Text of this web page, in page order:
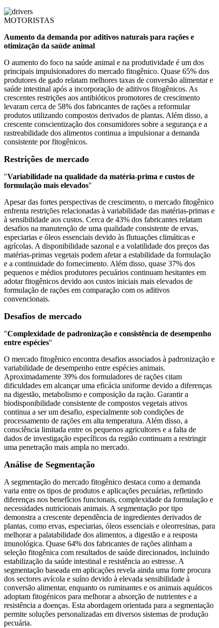
MOTORISTAS
Aumento da demanda por aditivos naturais para rações e
otimização da saúde animal
O aumento do foco na saúde animal e na produtividade é um dos
principais impulsionadores do mercado fitogênico. Quase 65% dos
produtores de gado relatam melhores taxas de conversão alimentar e
saúde intestinal após a incorporação de aditivos fitogênicos. As
crescentes restrições aos antibióticos promotores de crescimento
levaram cerca de 58% dos fabricantes de rações a reformular
produtos utilizando compostos derivados de plantas. Além disso, a
crescente conscientização dos consumidores sobre a segurança e a
rastreabilidade dos alimentos continua a impulsionar a demanda
consistente por fitogênicos.
Restrições de mercado
"Variabilidade na qualidade da matéria-prima e custos de
formulação mais elevados"
Apesar das fortes perspectivas de crescimento, o mercado fitogênico
enfrenta restrições relacionadas à variabilidade das matérias-primas e
à sensibilidade aos custos. Cerca de 43% dos fabricantes relatam
desafios na manutenção de uma qualidade consistente de ervas,
especiarias e óleos essenciais devido às flutuações climáticas e
agrícolas. A disponibilidade sazonal e a volatilidade dos preços das
matérias-primas vegetais podem afetar a estabilidade da formulação
e a continuidade do fornecimento. Além disso, quase 37% dos
pequenos e médios produtores pecuários continuam hesitantes em
adotar fitogênicos devido aos custos iniciais mais elevados de
formulação de rações em comparação com os aditivos
convencionais.
Desafios de mercado
"Complexidade de padronização e consistência de desempenho
entre espécies"
O mercado fitogênico encontra desafios associados à padronização e
variabilidade de desempenho entre espécies animais.
Aproximadamente 39% dos formuladores de rações citam
dificuldades em alcançar uma eficácia uniforme devido a diferenças
na digestão, metabolismo e composição da ração. Garantir a
biodisponibilidade consistente de compostos vegetais ativos
continua a ser um desafio, especialmente sob condições de
processamento de rações em alta temperatura. Além disso, a
consciência limitada entre os pequenos agricultores e a falta de
dados de investigação específicos da região continuam a restringir
uma penetração mais ampla no mercado.
Análise de Segmentação
A segmentação do mercado fitogênico destaca como a demanda
varia entre os tipos de produtos e aplicações pecuárias, refletindo
diferenças nos benefícios funcionais, complexidade da formulação e
necessidades nutricionais animais. A segmentação por tipo
demonstra a crescente dependência de ingredientes derivados de
plantas, como ervas, especiarias, óleos essenciais e oleorresinas, para
melhorar a palatabilidade dos alimentos, a digestão e a resposta
imunológica. Quase 64% dos fabricantes de rações alinham a
seleção fitogênica com resultados de saúde direcionados, incluindo
estabilização da saúde intestinal e resistência ao estresse. A
segmentação baseada em aplicações revela ainda uma forte procura
dos sectores avícola e suíno devido à elevada sensibilidade à
conversão alimentar, enquanto os ruminantes e os animais aquáticos
adoptam fitogénicos para melhorar a absorção de nutrientes e a
resistência a doenças. Esta abordagem orientada para a segmentação
permite soluções personalizadas em diversos sistemas de produção
pecuária.